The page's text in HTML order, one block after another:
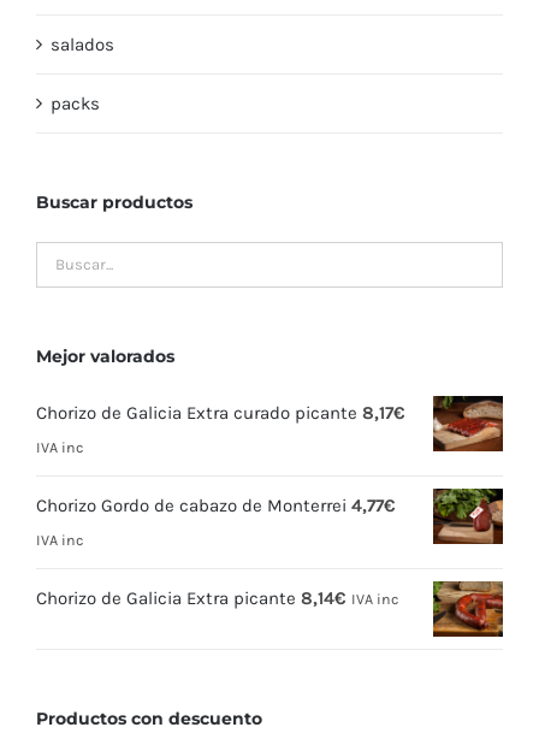
salados
packs
Buscar productos
Mejor valorados
Chorizo de Galicia Extra curado picante 8,17€
IVA inc
Chorizo Gordo de cabazo de Monterrei 4,77€
IVA inc
Chorizo de Galicia Extra picante 8,14€ IVA inc
Productos con descuento